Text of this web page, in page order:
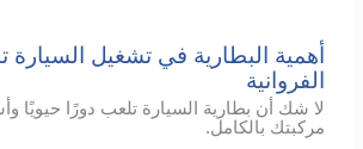
أهمية البطارية في تشغيل السيارة
الفروانية
لا شك أن بطارية السيارة تلعب دورًا حيويًا
مركبتك بالكامل.